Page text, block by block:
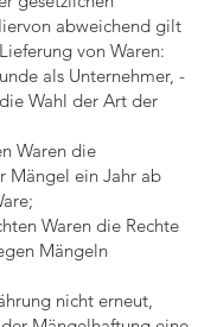
abweichend gilt
von Waren:
als Unternehmer, -
Wahl der Art der
Waren die
Mängel ein Jahr ab
Waren die Rechte
Mängeln
nicht erneut,